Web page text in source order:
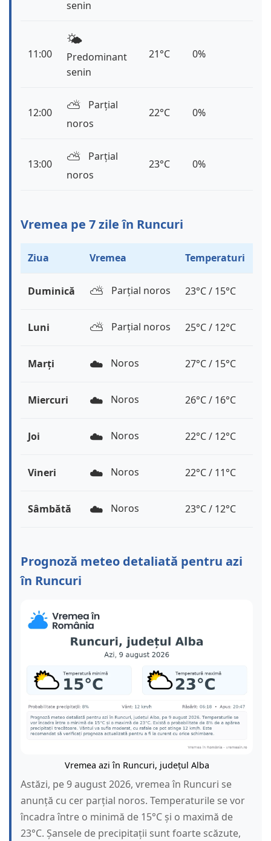
senin
11:00
🌤️
Predominant
senin
21°C 0%
12:00 ⛅️
Parțial
noros
22°C 0%
13:00 ⛅️
Parțial
noros
23°C 0%
Vremea pe 7 zile în Runcuri
Ziua Vremea Temperaturi
Duminică ⛅️ Parțial noros 23°C / 15°C
Luni ⛅️ Parțial noros 25°C / 12°C
Marți ☁️ Noros 27°C / 15°C
Miercuri ☁️ Noros 26°C / 16°C
Joi ☁️ Noros 22°C / 12°C
Vineri ☁️ Noros 22°C / 11°C
Sâmbătă ☁️ Noros 23°C / 12°C
Prognoză meteo detaliată pentru azi
în Runcuri
Vremea azi în Runcuri, județul Alba
Astăzi, pe 9 august 2026, vremea în Runcuri se
anunță cu cer parțial noros. Temperaturile se vor
încadra între o minimă de 15°C și o maximă de
23°C. Șansele de precipitații sunt foarte scăzute,